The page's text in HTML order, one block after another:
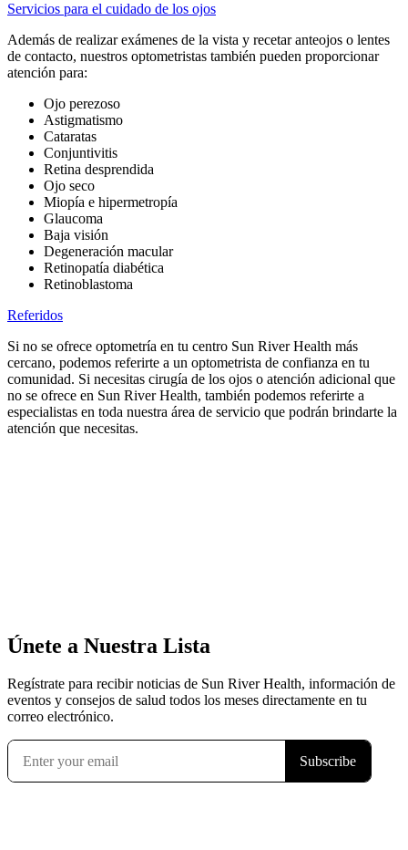
Servicios para el cuidado de los ojos
Además de realizar exámenes de la vista y recetar anteojos o lentes
de contacto, nuestros optometristas también pueden proporcionar
atención para:
Ojo perezoso
Astigmatismo
Cataratas
Conjuntivitis
Retina desprendida
Ojo seco
Miopía e hipermetropía
Glaucoma
Baja visión
Degeneración macular
Retinopatía diabética
Retinoblastoma
Referidos
Si no se ofrece optometría en tu centro Sun River Health más
cercano, podemos referirte a un optometrista de confianza en tu
comunidad. Si necesitas cirugía de los ojos o atención adicional que
no se ofrece en Sun River Health, también podemos referirte a
especialistas en toda nuestra área de servicio que podrán brindarte la
atención que necesitas.
Únete a Nuestra Lista
Regístrate para recibir noticias de Sun River Health, información de
eventos y consejos de salud todos los meses directamente en tu
correo electrónico.